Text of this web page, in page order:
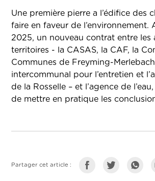
Une première pierre a l’édifice des
faire en faveur de l’environnement.
2025, un nouveau contrat entre les
territoires - la CASAS, la CAF, la
Communes de Freyming-
intercommunal pour l’entretien et
de la Rosselle – et l’agence de
de mettre en pratique les
Partager cet article :